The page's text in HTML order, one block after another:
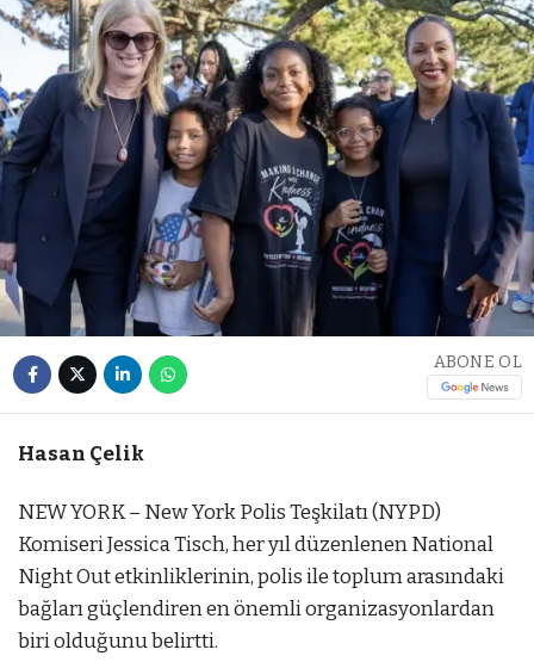
ABONE OL
Hasan Çelik
NEW YORK – New York Polis Teşkilatı (NYPD)
Komiseri Jessica Tisch, her yıl düzenlenen National
Night Out etkinliklerinin, polis ile toplum arasındaki
bağları güçlendiren en önemli organizasyonlardan
biri olduğunu belirtti.